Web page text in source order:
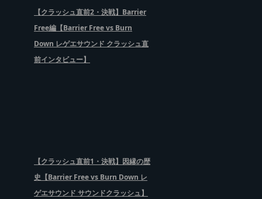
【クラッシュ直前2・決戦】Barrier
Free編【Barrier Free vs Burn
Down レゲエサウンド クラッシュ直
前インタビュー】
【クラッシュ直前1・決戦】因縁の歴
史【Barrier Free vs Burn Down レ
ゲエサウンド サウンドクラッシュ】